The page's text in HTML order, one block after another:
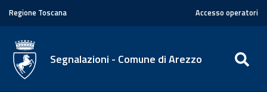
Regione Toscana Accesso operatori
Segnalazioni - Comune di Arezzo